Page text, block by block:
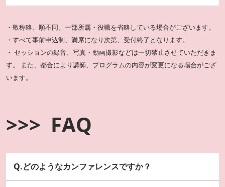
・敬称略、順不同。一部所属・役職を省略している場合がございます。
・すべて事前申込制、満席になり次第、受付終了となります。
・ セッションの録音、写真・動画撮影などは一切禁止させていただきま
す。 また、都合により講師、プログラムの内容が変更になる場合がござ
います。
>>> FAQ
Q.どのようなカンファレンスですか？